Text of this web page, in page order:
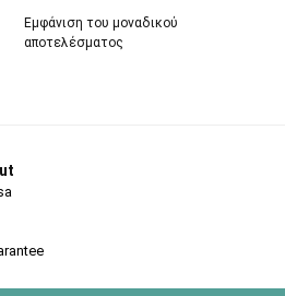
Εμφάνιση του μοναδικού
αποτελέσματος